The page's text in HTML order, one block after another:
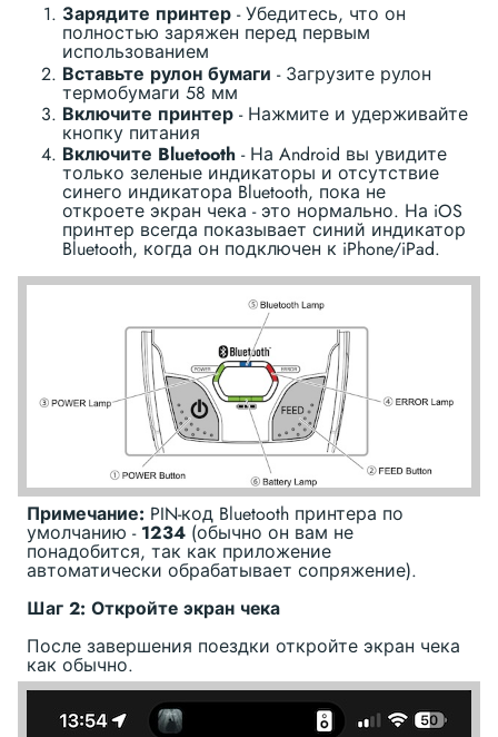
Зарядите принтер - Убедитесь, что он
полностью заряжен перед первым
использованием
Вставьте рулон бумаги - Загрузите рулон
термобумаги 58 мм
Включите принтер - Нажмите и удерживайте
кнопку питания
Включите Bluetooth - На Android вы увидите
только зеленые индикаторы и отсутствие
синего индикатора Bluetooth, пока не
откроете экран чека - это нормально. На iOS
принтер всегда показывает синий индикатор
Bluetooth, когда он подключен к iPhone/iPad.
Примечание: PIN-код Bluetooth принтера по
умолчанию - 1234 (обычно он вам не
понадобится, так как приложение
автоматически обрабатывает сопряжение).
Шаг 2: Откройте экран чека
После завершения поездки откройте экран чека
как обычно.